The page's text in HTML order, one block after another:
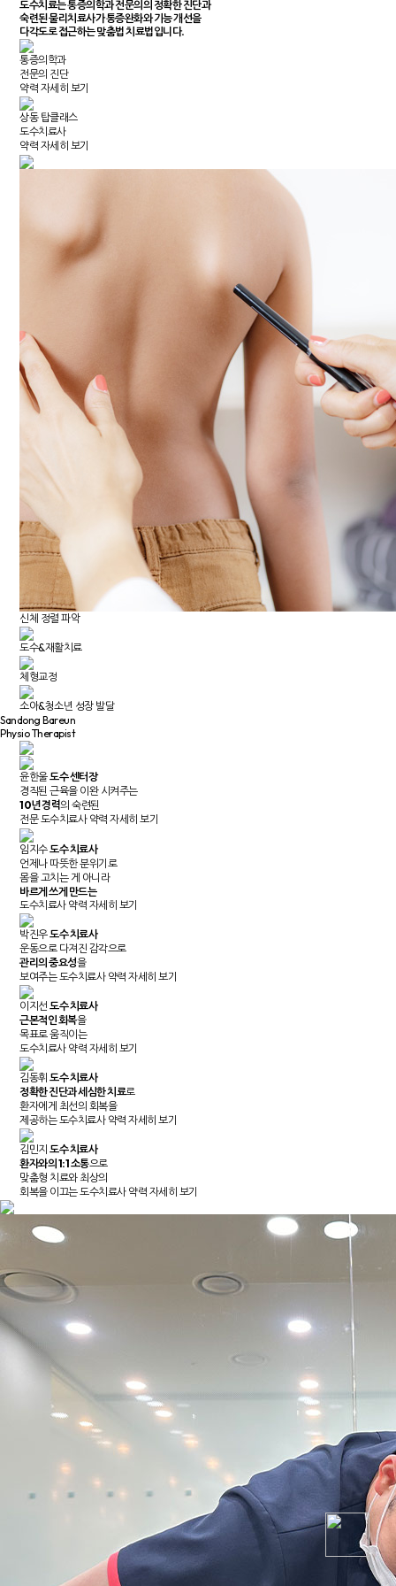
도수치료는통증의학과 전문의의 정확한 진단과
숙련된 물리치료사가통증완화와 기능 개선을
다각도로 접근하는 맞춤법 치료법입니다.
통증의학과
전문의 진단
약력 자세히 보기
상동 탑클래스
도수치료사
약력 자세히 보기
신체 정렬 파악
도수&재활치료
체형교정
소아&청소년 성장 발달
Sandong Bareun
Physio Therapist
윤한울도수 센터장
경직된 근육을 이완 시켜주는
10년 경력의 숙련된
전문 도수치료사 약력 자세히 보기
임지수도수 치료사
언제나 따뜻한 분위기로
몸을 고치는 게 아니라
바르게 쓰게 만드는
도수치료사 약력 자세히 보기
박진우도수 치료사
운동으로 다져진 감각으로
관리의 중요성을
보여주는 도수치료사 약력 자세히 보기
이지선도수 치료사
근본적인 회복을
목표로 움직이는
도수치료사 약력 자세히 보기
김동휘도수 치료사
정확한 진단과 세심한 치료로
환자에게 최선의 회복을
제공하는 도수치료사 약력 자세히 보기
김민지도수 치료사
환자와의 1:1 소통으로
맞춤형 치료와 최상의
회복을 이끄는 도수치료사 약력 자세히 보기